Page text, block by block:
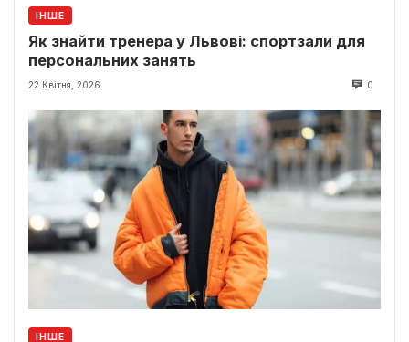
ІНШЕ
Як знайти тренера у Львові: спортзали для
персональних занять
22 Квітня, 2026 0
ІНШЕ